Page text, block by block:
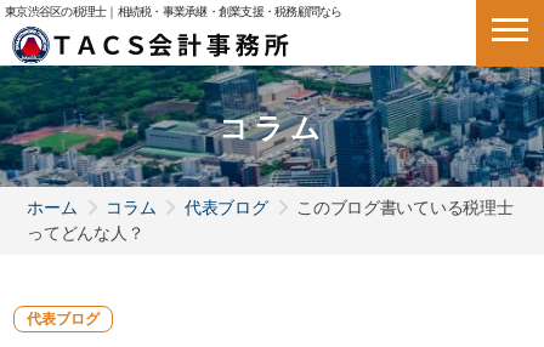
東京渋谷区の税理士｜相続税・事業承継・創業支援・税務顧問なら
コラム
ホーム コラム 代表ブログ
このブログ書いている税理士
ってどんな人？
代表ブログ